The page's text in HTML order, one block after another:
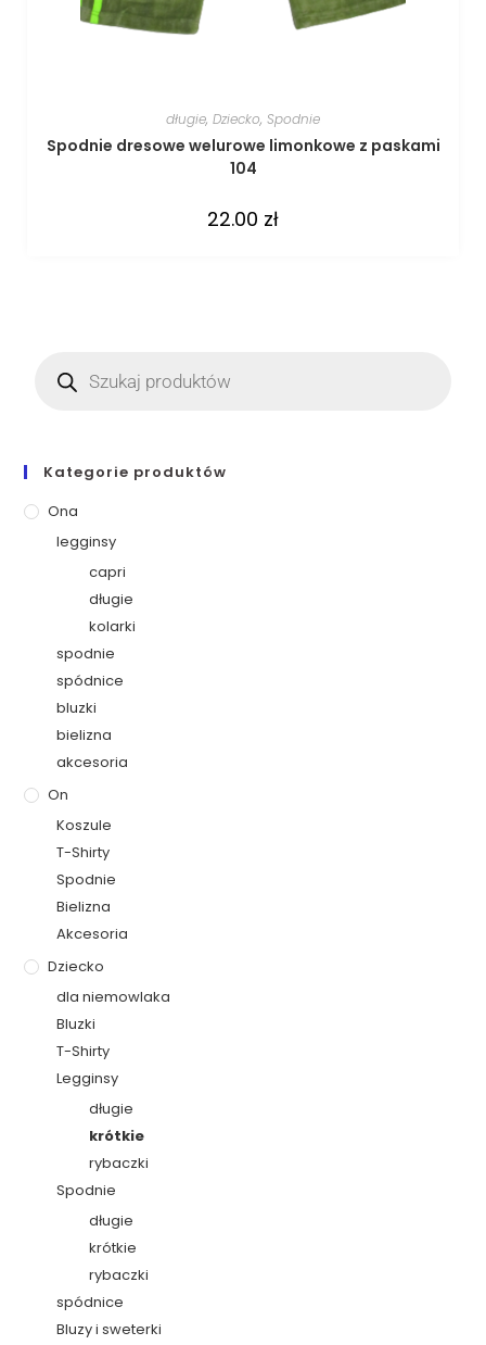
długie, Dziecko, Spodnie
Spodnie dresowe welurowe limonkowe z paskami
104
22.00 zł
Kategorie produktów
Ona
legginsy
capri
długie
kolarki
spodnie
spódnice
bluzki
bielizna
akcesoria
On
Koszule
T-Shirty
Spodnie
Bielizna
Akcesoria
Dziecko
dla niemowlaka
Bluzki
T-Shirty
Legginsy
długie
krótkie
rybaczki
Spodnie
długie
krótkie
rybaczki
spódnice
Bluzy i sweterki